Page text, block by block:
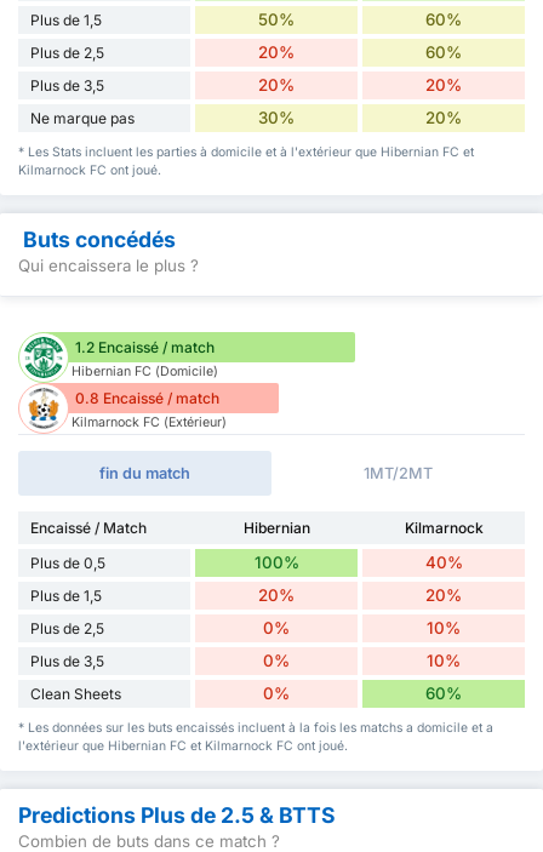
Plus de 1,5 50% 60%
Plus de 2,5 20% 60%
Plus de 3,5 20% 20%
Ne marque pas 30% 20%
* Les Stats incluent les parties à domicile et à l'extérieur que Hibernian FC et
Kilmarnock FC ont joué.
Buts concédés
Qui encaissera le plus ?
1.2 Encaissé / match
Hibernian FC (Domicile)
0.8 Encaissé / match
Kilmarnock FC (Extérieur)
fin du match 1MT/2MT
Encaissé / Match Hibernian
Kilmarnock
Plus de 0,5
100% 40%
Plus de 1,5 20% 20%
Plus de 2,5 0% 10%
Plus de 3,5 0% 10%
Clean Sheets 0% 60%
* Les données sur les buts encaissés incluent à la fois les matchs a domicile et a
l'extérieur que Hibernian FC et Kilmarnock FC ont joué.
Predictions Plus de 2.5 & BTTS
Combien de buts dans ce match ?